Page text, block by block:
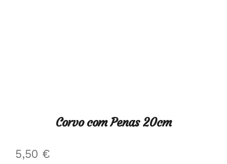
Corvo com Penas 20cm
5,50 €